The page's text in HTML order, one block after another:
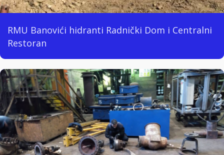
RMU Banovići hidranti Radnički Dom i Centralni
Restoran